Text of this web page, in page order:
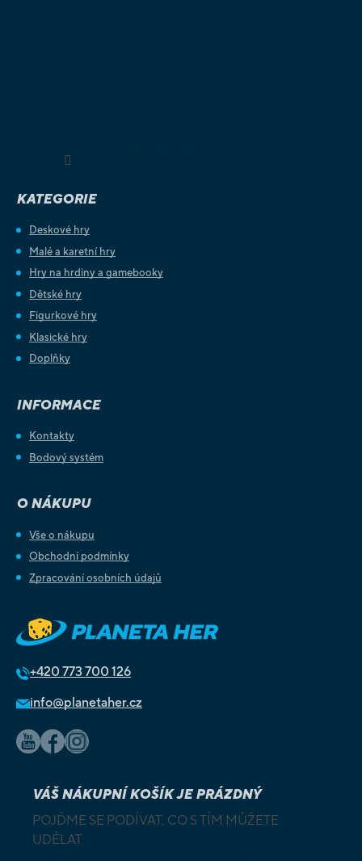
KATEGORIE
Deskové hry
Malé a karetní hry
Hry na hrdiny a gamebooky
Dětské hry
Figurkové hry
Klasické hry
Doplňky
INFORMACE
Kontakty
Bodový systém
O NÁKUPU
Vše o nákupu
Obchodní podmínky
Zpracování osobních údajů
+420 773 700 126
info@planetaher.cz
VÁŠ NÁKUPNÍ KOŠÍK JE PRÁZDNÝ
POJĎME SE PODÍVAT, CO S TÍM MŮŽETE
UDĚLAT